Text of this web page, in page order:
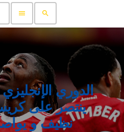
search
menu
الدوري
ينتصر على
نظيف و